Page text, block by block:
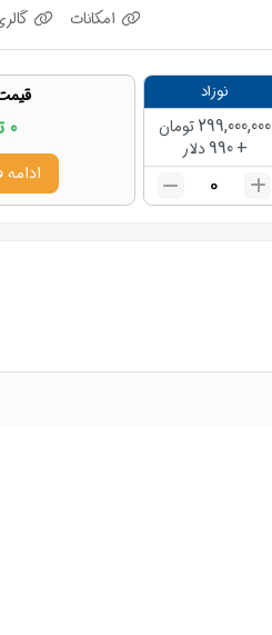
امکانات
نوزاد
299,000,000 تومان
+
990 دلار
0
0
ادامه